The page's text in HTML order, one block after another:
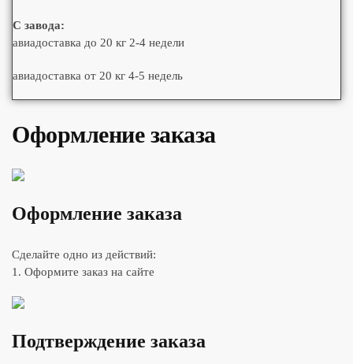
С завода:
авиадоставка до 20 кг 2-4 недели
авиадоставка от 20 кг 4-5 недель
Оформление заказа
Оформление заказа
Сделайте одно из действий:
1. Оформите заказ на сайте
Подтверждение заказа